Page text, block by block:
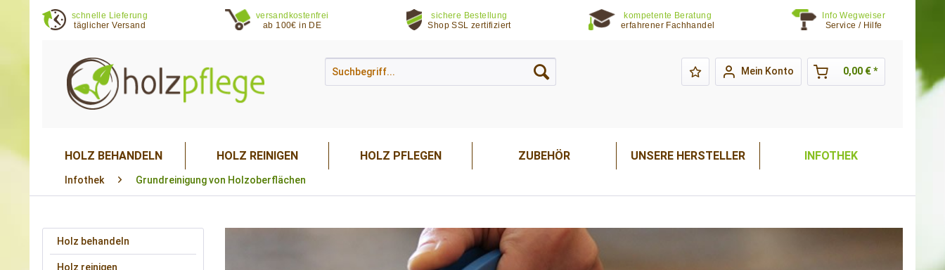
schnelle Lieferung
täglicher Versand
versandkostenfrei
ab 100€ in DE
sichere Bestellung
Shop SSL zertifiziert
kompetente Beratung
erfahrener Fachhandel
Info Wegweiser
Service / Hilfe
Mein Konto 0,00 € *
HOLZ BEHANDELN HOLZ REINIGEN HOLZ PFLEGEN ZUBEHÖR UNSERE HERSTELLER INFOTHEK
Infothek Grundreinigung von Holzoberflächen
Holz behandeln
Holz reinigen